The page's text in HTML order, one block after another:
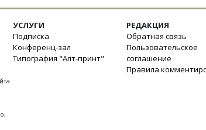
УСЛУГИ
Подписка
Конференц-зал
Типография "Алт-принт"
РЕДАКЦИЯ
Обратная связь
Пользовательское
соглашение
Правила